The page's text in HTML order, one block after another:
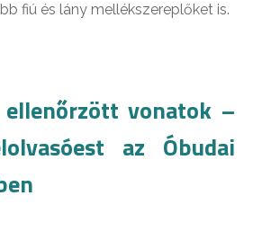
fiú és lány mellékszereplőket is.
ellenőrzött vonatok –
az Óbudai